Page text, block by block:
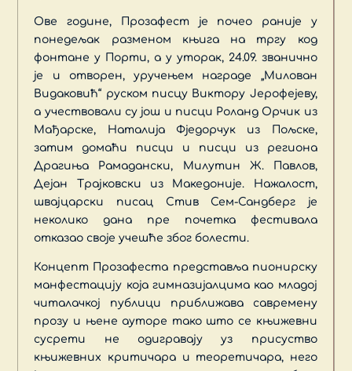
Ове године, Прозафест је почео раније у
понедељак разменом књига на тргу код
фонтане у Порти, а у уторак, 24.09. званично
је и отворен, уручењем награде „Милован
Видаковић“ руском писцу Виктору Јерофејеву,
а учествовали су још и писци Роланд Орчик из
Мађарске, Наталија Фједорчук из Пољске,
затим домаћи писци и писци из региона
Драгиња Рамадански, Милутин Ж. Павлов,
Дејан Трајковски из Македоније. Нажалост,
швајцарски писац Стив Сем-Сандберг је
неколико дана пре почетка фестивала
отказао своје учешће због болести.
Концепт Прозафеста представља пионирску
манфестацију која гимназијалцима као младој
читалачкој публици приближава савремену
прозу и њене ауторе тако што се књижевни
сусрети не одигравају уз присуство
књижевних критичара и теоретичара, него